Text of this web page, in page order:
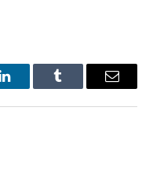
LinkedInTumblr Email